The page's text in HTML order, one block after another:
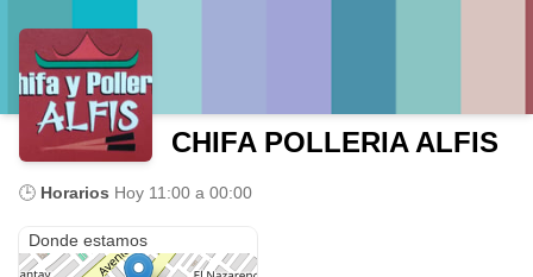
CHIFA POLLERIA ALFIS
🕒 Horarios Hoy 11:00 a 00:00
Donde estamos